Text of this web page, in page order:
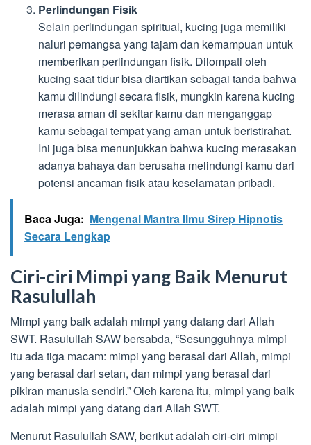
Perlindungan Fisik
Selain perlindungan spiritual, kucing juga memiliki
naluri pemangsa yang tajam dan kemampuan untuk
memberikan perlindungan fisik. Dilompati oleh
kucing saat tidur bisa diartikan sebagai tanda bahwa
kamu dilindungi secara fisik, mungkin karena kucing
merasa aman di sekitar kamu dan menganggap
kamu sebagai tempat yang aman untuk beristirahat.
Ini juga bisa menunjukkan bahwa kucing merasakan
adanya bahaya dan berusaha melindungi kamu dari
potensi ancaman fisik atau keselamatan pribadi.
Baca Juga: Mengenal Mantra Ilmu Sirep Hipnotis
Secara Lengkap
Ciri-ciri Mimpi yang Baik Menurut
Rasulullah
Mimpi yang baik adalah mimpi yang datang dari Allah
SWT. Rasulullah SAW bersabda, “Sesungguhnya mimpi
itu ada tiga macam: mimpi yang berasal dari Allah, mimpi
yang berasal dari setan, dan mimpi yang berasal dari
pikiran manusia sendiri.” Oleh karena itu, mimpi yang baik
adalah mimpi yang datang dari Allah SWT.
Menurut Rasulullah SAW, berikut adalah ciri-ciri mimpi